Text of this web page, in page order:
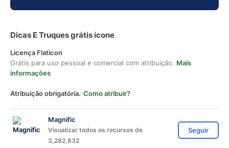
Dicas E Truques grátis ícone
Licença Flaticon
Grátis para uso pessoal e comercial com atribuição. Mais
informações
Atribuição obrigatória. Como atribuir?
Magnific
Visualizar todos os recursos de
3,282,832
Seguir